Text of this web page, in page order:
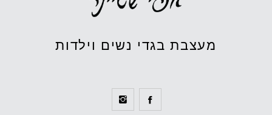
מעצבת בגדי נשים וילדות